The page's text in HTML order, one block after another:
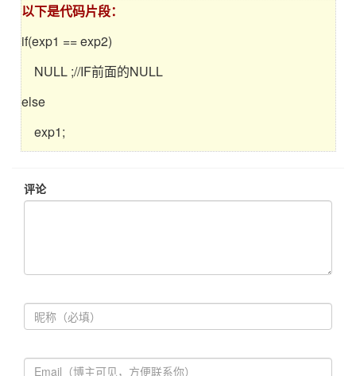
以下是代码片段：
if(exp1 == exp2)
NULL ;//IF前面的NULL
else
exp1;
评论